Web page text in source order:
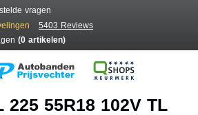
vragen
5403 Reviews
(0 artikelen)
225 55R18 102V TL